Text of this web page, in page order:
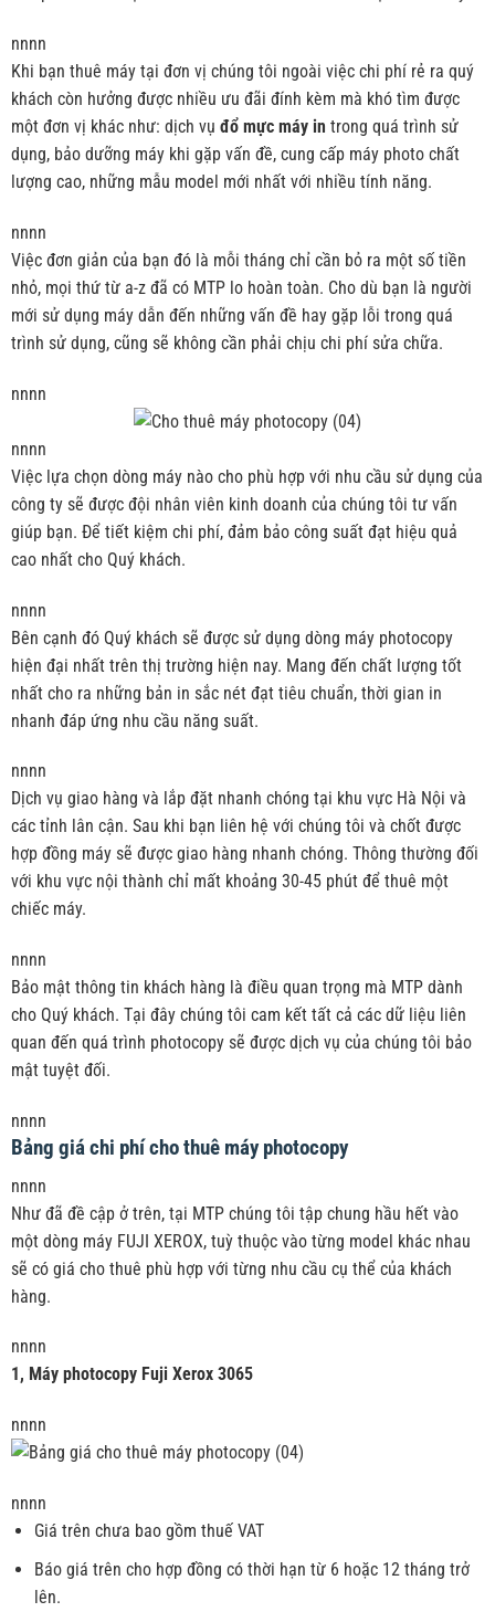
nnnn
Khi bạn thuê máy tại đơn vị chúng tôi ngoài việc chi phí rẻ ra quý
khách còn hưởng được nhiều ưu đãi đính kèm mà khó tìm được
một đơn vị khác như: dịch vụ đổ mực máy in trong quá trình sử
dụng, bảo dưỡng máy khi gặp vấn đề, cung cấp máy photo chất
lượng cao, những mẫu model mới nhất với nhiều tính năng.
nnnn
Việc đơn giản của bạn đó là mỗi tháng chỉ cần bỏ ra một số tiền
nhỏ, mọi thứ từ a-z đã có MTP lo hoàn toàn. Cho dù bạn là người
mới sử dụng máy dẫn đến những vấn đề hay gặp lỗi trong quá
trình sử dụng, cũng sẽ không cần phải chịu chi phí sửa chữa.
nnnn
nnnn
Việc lựa chọn dòng máy nào cho phù hợp với nhu cầu sử dụng của
công ty sẽ được đội nhân viên kinh doanh của chúng tôi tư vấn
giúp bạn. Để tiết kiệm chi phí, đảm bảo công suất đạt hiệu quả
cao nhất cho Quý khách.
nnnn
Bên cạnh đó Quý khách sẽ được sử dụng dòng máy photocopy
hiện đại nhất trên thị trường hiện nay. Mang đến chất lượng tốt
nhất cho ra những bản in sắc nét đạt tiêu chuẩn, thời gian in
nhanh đáp ứng nhu cầu năng suất.
nnnn
Dịch vụ giao hàng và lắp đặt nhanh chóng tại khu vực Hà Nội và
các tỉnh lân cận. Sau khi bạn liên hệ với chúng tôi và chốt được
hợp đồng máy sẽ được giao hàng nhanh chóng. Thông thường đối
với khu vực nội thành chỉ mất khoảng 30-45 phút để thuê một
chiếc máy.
nnnn
Bảo mật thông tin khách hàng là điều quan trọng mà MTP dành
cho Quý khách. Tại đây chúng tôi cam kết tất cả các dữ liệu liên
quan đến quá trình photocopy sẽ được dịch vụ của chúng tôi bảo
mật tuyệt đối.
nnnn
Bảng giá chi phí cho thuê máy photocopy
nnnn
Như đã đề cập ở trên, tại MTP chúng tôi tập chung hầu hết vào
một dòng máy FUJI XEROX, tuỳ thuộc vào từng model khác nhau
sẽ có giá cho thuê phù hợp với từng nhu cầu cụ thể của khách
hàng.
nnnn
1, Máy photocopy Fuji Xerox 3065
nnnn
nnnn
Giá trên chưa bao gồm thuế VAT
Báo giá trên cho hợp đồng có thời hạn từ 6 hoặc 12 tháng trở
lên.